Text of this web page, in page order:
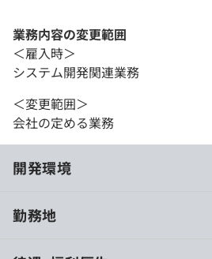
業務内容の変更範囲
＜雇入時＞
システム開発関連業務
＜変更範囲＞
会社の定める業務
開発環境
勤務地